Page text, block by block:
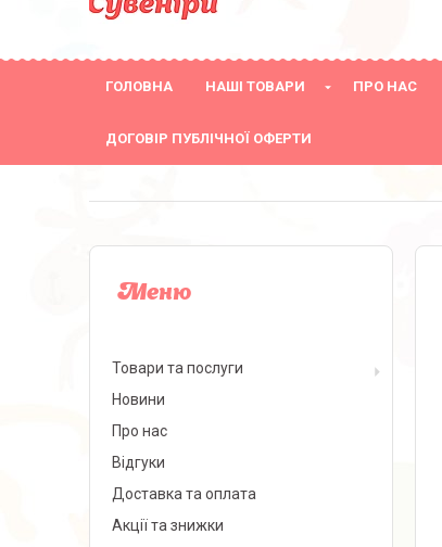
ГОЛОВНА НАШІ ТОВАРИ ПРО НАС
ДОГОВІР ПУБЛІЧНОЇ ОФЕРТИ
Товари та послуги
Новини
Про нас
Відгуки
Доставка та оплата
Акції та знижки